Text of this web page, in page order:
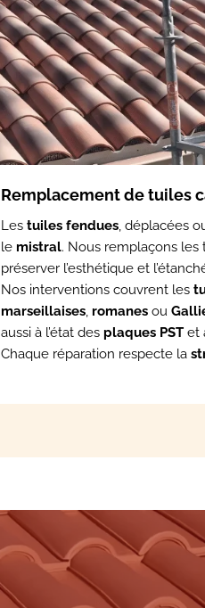
Remplacement de tuiles
Les tuiles fendues, déplacées
le mistral. Nous remplaçons
préserver l’esthétique et
Nos interventions couvrent les
marseillaises, romanes ou
aussi à l’état des plaques PST et
Chaque réparation respecte la